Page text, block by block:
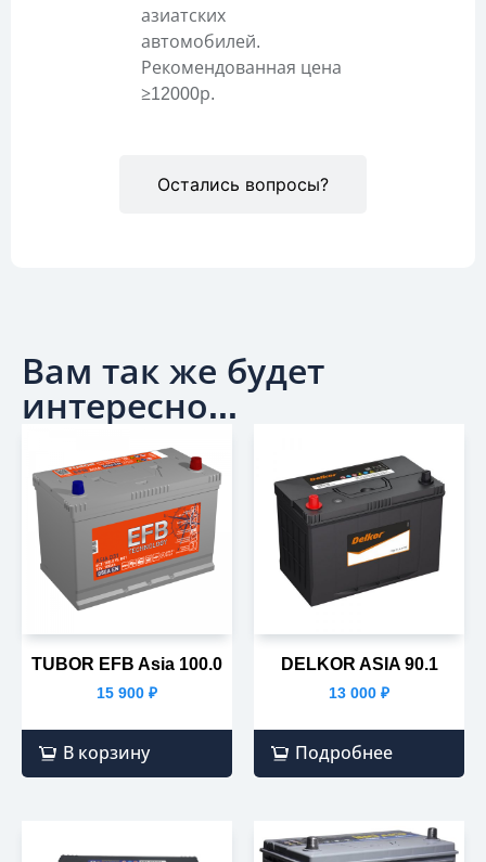
Остались вопросы?
азиатских
автомобилей.
Рекомендованная цена
≥12000р.
Вам так же будет
интересно...
TUBOR EFB Asia 100.0
15 900 ₽
В корзину
DELKOR ASIA 90.1
13 000 ₽
Подробнее